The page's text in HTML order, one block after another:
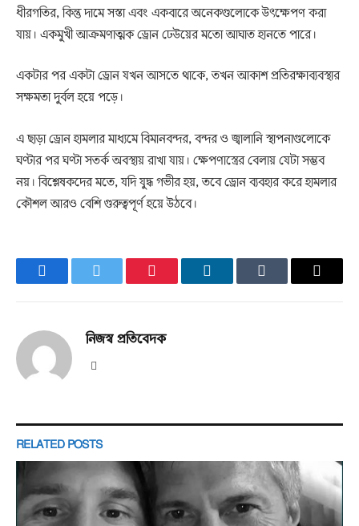
ধীরগতির, কিন্তু দামে সস্তা এবং একবারে অনেকগুলোকে উৎক্ষেপণ করা
যায়। একমুখী আক্রমণাত্মক ড্রোন ঢেউয়ের মতো আঘাত হানতে পারে।
একটার পর একটা ড্রোন যখন আসতে থাকে, তখন আকাশ প্রতিরক্ষাব্যবস্থার
সক্ষমতা দুর্বল হয়ে পড়ে।
এ ছাড়া ড্রোন হামলার মাধ্যমে বিমানবন্দর, বন্দর ও জ্বালানি স্থাপনাগুলোকে
ঘণ্টার পর ঘণ্টা সতর্ক অবস্থায় রাখা যায়। ক্ষেপণাস্ত্রের বেলায় যেটা সম্ভব
নয়। বিশ্লেষকদের মতে, যদি যুদ্ধ গভীর হয়, তবে ড্রোন ব্যবহার করে হামলার
কৌশল আরও বেশি গুরুত্বপূর্ণ হয়ে উঠবে।
FacebookTwitter PinterestLinkedInTumblr Email
নিজস্ব প্রতিবেদক
RELATED POSTS